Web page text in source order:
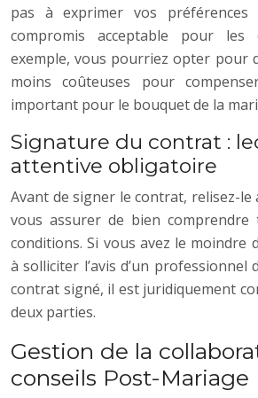
pas à exprimer vos
compromis acceptable pour les
exemple, vous pourriez opter pour
moins coûteuses pour
important pour le bouquet de la
Signature du contrat :
attentive obligatoire
Avant de signer le contrat, relisez-
vous assurer de bien
conditions. Si vous avez le moindre
à solliciter l’avis d’un
contrat signé, il est juridiquement
deux parties.
Gestion de la
conseils Post-Mariage